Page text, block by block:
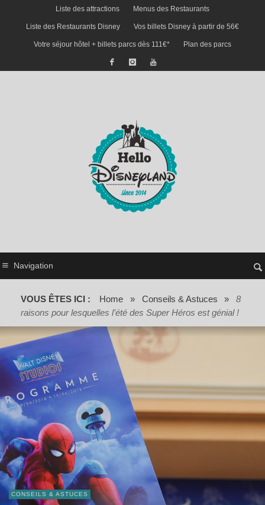
Liste des attractions Menus des Restaurants
Liste des Restaurants Disney Vos billets Disney à partir de 56€
Votre séjour hôtel + billets parcs dès 111€* Plan des parcs
Navigation
VOUS ÊTES ICI : Home » Conseils & Astuces »
8
raisons pour lesquelles l’été des Super Héros est génial !
CONSEILS & ASTUCES